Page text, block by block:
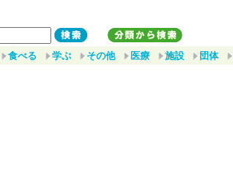
食べる 学ぶ その他 医療 施設 団体